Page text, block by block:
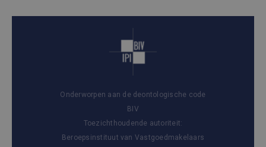
Onderworpen aan de deontologische code
BIV
Toezichthoudende autoriteit:
Beroepsinstituut van Vastgoedmakelaars